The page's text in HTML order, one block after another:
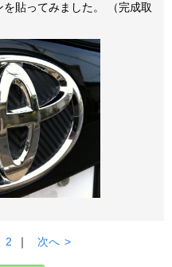
貼ってみました。 （完成取
2 ｜ 次へ >